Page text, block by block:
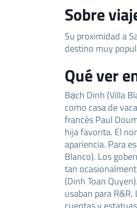
Sobre
Su proximidad a
destino muy
Qué ver
Bạch Dinh (Villa
como casa de
francés Paul
hija favorita. El
apariencia. Para
Blanco). Los
tan
(Dinh Toan
usaban para